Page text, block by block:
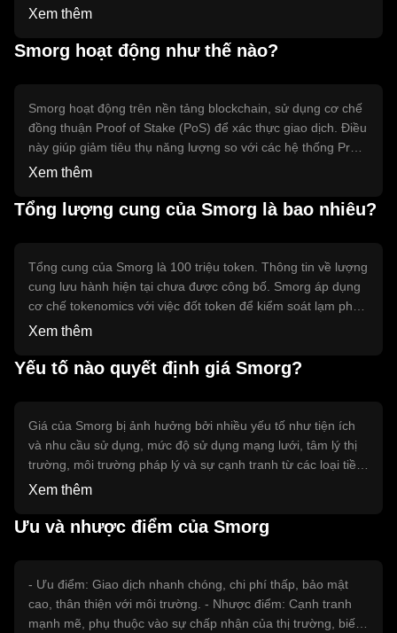
các hệ thống tài chính truyền thống. Smorg chủ yếu được
tế, giúp người dùng thực hiện giao dịch nhanh chóng và tiết
Xem thêm
Smorg hoạt động như thế nào?
Smorg hoạt động trên nền tảng blockchain, sử dụng cơ chế
đồng thuận Proof of Stake (PoS) để xác thực giao dịch. Điều
này giúp giảm tiêu thụ năng lượng so với các hệ thống Proof
of Work (PoW). Các tính năng kỹ thuật nổi bật của Smorg
bảo an toàn cho các giao dịch và dữ liệu người dùng.
Xem thêm
Tổng lượng cung của Smorg là bao nhiêu?
Tổng cung của Smorg là 100 triệu token. Thông tin về lượng
cung lưu hành hiện tại chưa được công bố. Smorg áp dụng
cơ chế tokenomics với việc đốt token để kiểm soát lạm phát
và duy trì giá trị. Các token có thể được tạo ra thông qua
mạng lưới.
Xem thêm
Yếu tố nào quyết định giá Smorg?
Giá của Smorg bị ảnh hưởng bởi nhiều yếu tố như tiện ích
và nhu cầu sử dụng, mức độ sử dụng mạng lưới, tâm lý thị
trường, môi trường pháp lý và sự cạnh tranh từ các loại tiền
điện tử khác. Sự thay đổi trong bất kỳ yếu tố nào có thể dẫn
thể nào về giá trị tương lai.
Xem thêm
Ưu và nhược điểm của Smorg
- Ưu điểm: Giao dịch nhanh chóng, chi phí thấp, bảo mật
cao, thân thiện với môi trường. - Nhược điểm: Cạnh tranh
mạnh mẽ, phụ thuộc vào sự chấp nhận của thị trường, biến